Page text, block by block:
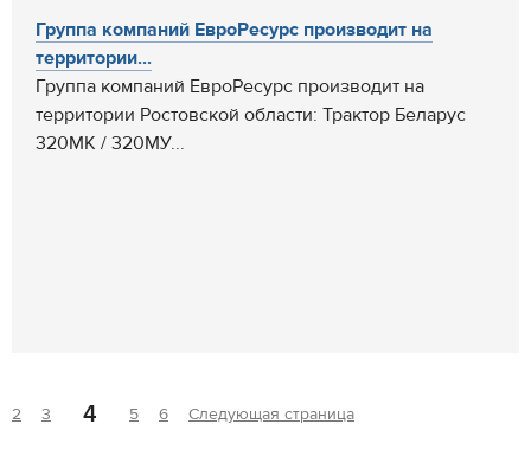
Группа компаний ЕвроРесурс производит на
территории...
Группа компаний ЕвроРесурс производит на
территории Ростовской области: Трактор Беларус
320МК / 320МУ...
2 3 4 5 6 Следующая страница